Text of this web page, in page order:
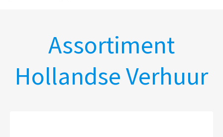
Assortiment
Hollandse Verhuur